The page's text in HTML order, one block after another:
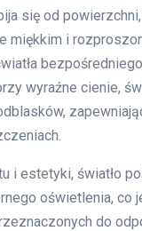
się od
miękkim i
wyraźne cienie,
i estetyki, światło
oświetlenia, co
do